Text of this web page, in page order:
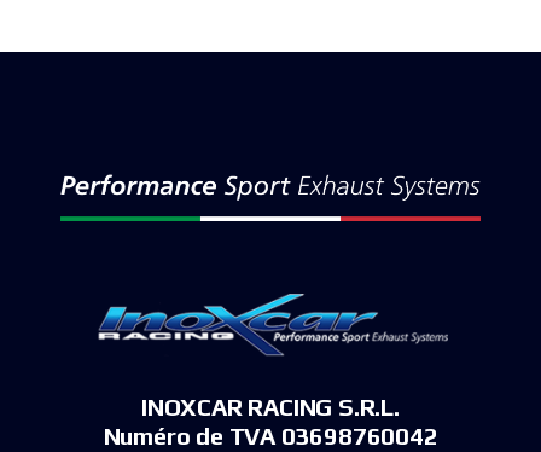
INOXCAR RACING S.R.L.
Numéro de TVA 03698760042